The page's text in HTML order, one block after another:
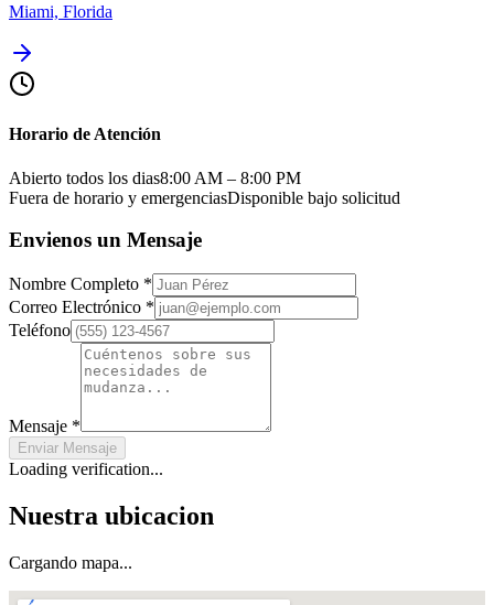
Miami, Florida
Horario de Atención
Abierto todos los dias8:00 AM – 8:00 PM
Fuera de horario y emergenciasDisponible bajo solicitud
Envienos un Mensaje
Nombre Completo *
Correo Electrónico *
Teléfono
Mensaje *
Enviar Mensaje
Loading verification...
Nuestra ubicacion
Cargando mapa...